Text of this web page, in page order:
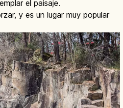
el paisaje.
y es un lugar muy popular